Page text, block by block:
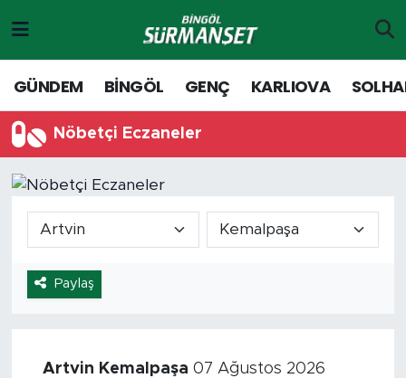
GÜNDEM BİNGÖL GENÇ KARLIOVA
Nöbetçi Eczaneler
Paylaş
Artvin Kemalpaşa 07 Ağustos 2026
Genç
Solhan
Adaklı-Kiğı
Yayladere-Yedisu
Merkez Hava Durumu
Merkez Trafik Yoğunluk Haritası
Tüm Manşetler
Son Dakika Haberleri